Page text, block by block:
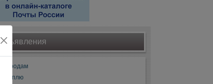
Объявления
Продам
Куплю